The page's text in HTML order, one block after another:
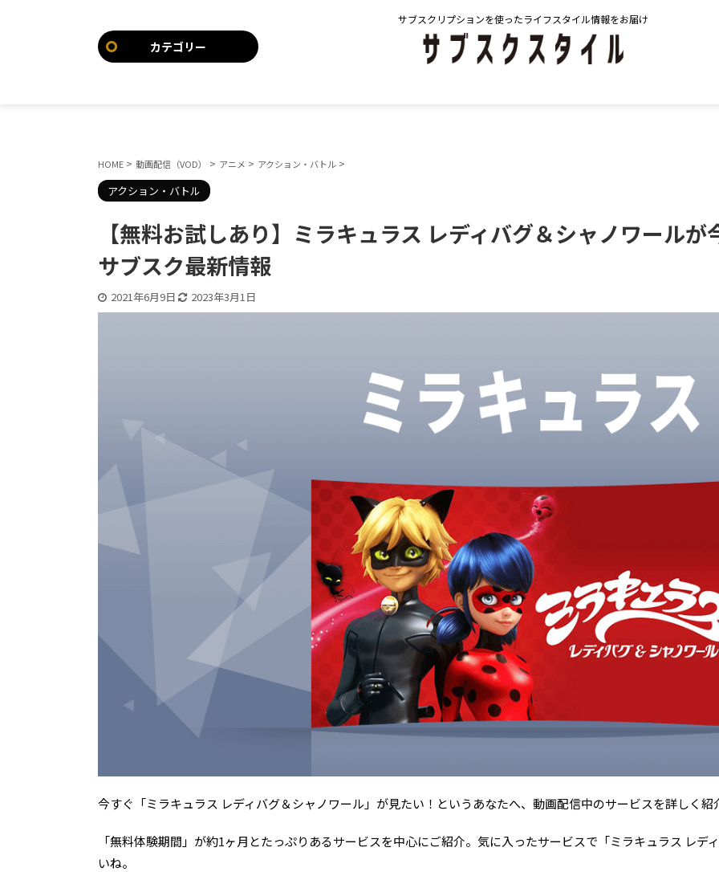
サブスクリプションを使ったライフスタイル情報をお届け
カテゴリー
HOME > 動画配信（VOD） > アニメ > アクション・バトル >
アクション・バトル
【無料お試しあり】ミラキュラス レディバグ＆シャノワール
サブスク最新情報
2021年6月9日 2023年3月1日
今すぐ「ミラキュラス レディバグ＆シャノワール」が見たい！というあなたへ、動画配信中のサービスを詳しく紹
「無料体験期間」が約1ヶ月とたっぷりあるサービスを中心にご紹介。気に入ったサービスで「ミラキュラス レ
いね。